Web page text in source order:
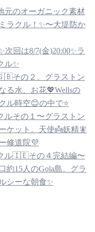
元のオーガニック素材
ラクル！✨〜大堤防か
回は8/7(金)20:00✨ラ
ル✨
その２、グラストン
る水、お花💖Wellsの
ル時空😊の中で⭐️
その１〜グラストン
ケット。天使👼妖精🧚
修道院💜
ル🇮🇪その４完結編〜
約15人のGola島、グラ
シーな朝食✨